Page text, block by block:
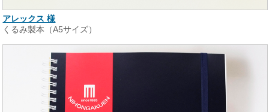
アレックス 様
くるみ製本（A5サイズ）